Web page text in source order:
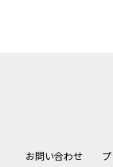
お問い合わせ